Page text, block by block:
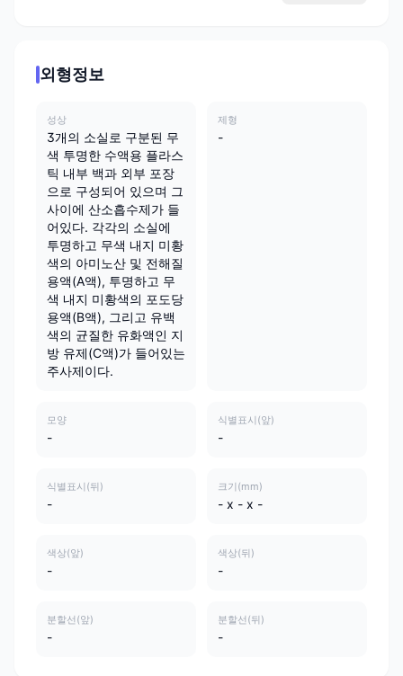
외형정보
성상
3개의 소실로 구분된 무
색 투명한 수액용 플라스
틱 내부 백과 외부 포장
으로 구성되어 있으며 그
사이에 산소흡수제가 들
어있다. 각각의 소실에
투명하고 무색 내지 미황
색의 아미노산 및 전해질
용액(A액), 투명하고 무
색 내지 미황색의 포도당
용액(B액), 그리고 유백
색의 균질한 유화액인 지
방 유제(C액)가 들어있는
주사제이다.
제형
-
모양
-
식별표시(앞)
-
식별표시(뒤)
-
크기(mm)
- x - x -
색상(앞)
-
색상(뒤)
-
분할선(앞)
-
분할선(뒤)
-